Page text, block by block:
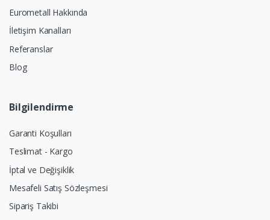
Eurometall Hakkında
İletişim Kanalları
Referanslar
Blog
Bilgilendirme
Garanti Koşulları
Teslimat - Kargo
İptal ve Değişiklik
Mesafeli Satış Sözleşmesi
Sipariş Takibi